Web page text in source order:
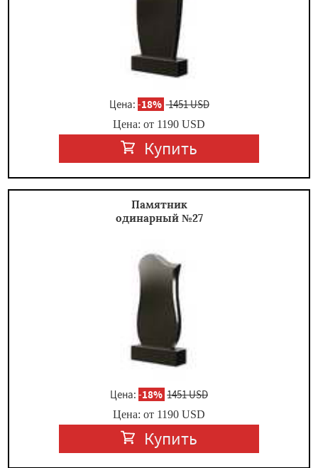
Цена: -18% 1451 USD
Цена: от 1190 USD
Купить
Памятник
одинарный №27
Цена: -18% 1451 USD
Цена: от 1190 USD
Купить